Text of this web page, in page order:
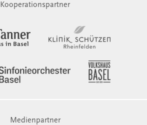
Kooperationspartner
Medienpartner